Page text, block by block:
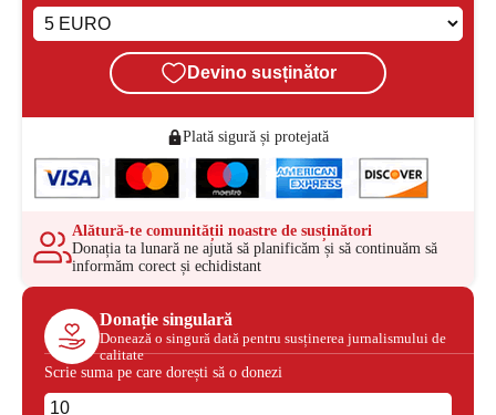
Devino susținător
Plată sigură și protejată
Alătură-te comunității noastre de susținători
Donația ta lunară ne ajută să planificăm și să continuăm să
informăm corect și echidistant
Donație singulară
Donează o singură dată pentru susținerea jurnalismului de
calitate
Scrie suma pe care dorești să o donezi